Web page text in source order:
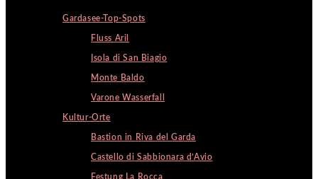
Gardasee-Top-Spots
Fluss Aril
Isola di San Biagio
Monte Baldo
Varone Wasserfall
Kultur-Orte
Bastion in Riva del Garda
Castello di Sabbionara d’Avio
Festung La Rocca